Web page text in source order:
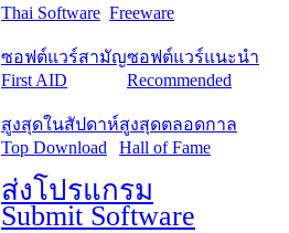
Thai Software Freeware
ซอฟต์แวร์สามัญ
First AID
ซอฟต์แวร์แนะนำ
Recommended
สูงสุดในสัปดาห์
Top Download
สูงสุดตลอดกาล
Hall of Fame
ส่งโปรแกรม
Submit Software